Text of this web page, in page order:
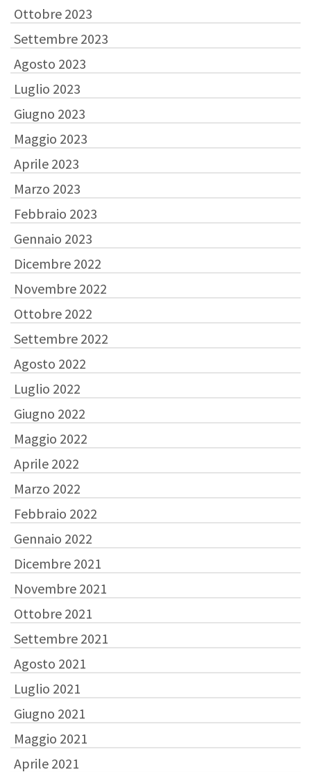
Ottobre 2023
Settembre 2023
Agosto 2023
Luglio 2023
Giugno 2023
Maggio 2023
Aprile 2023
Marzo 2023
Febbraio 2023
Gennaio 2023
Dicembre 2022
Novembre 2022
Ottobre 2022
Settembre 2022
Agosto 2022
Luglio 2022
Giugno 2022
Maggio 2022
Aprile 2022
Marzo 2022
Febbraio 2022
Gennaio 2022
Dicembre 2021
Novembre 2021
Ottobre 2021
Settembre 2021
Agosto 2021
Luglio 2021
Giugno 2021
Maggio 2021
Aprile 2021